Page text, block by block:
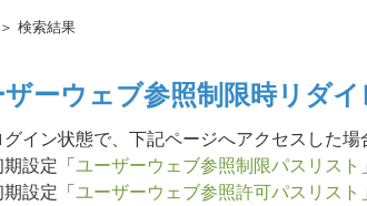
＞ 検索結果
ザーウェブ参照制限時リダ
グイン状態で、下記ページへアクセスした場
期設定「 ユーザーウェブ参照制限パスリスト
期設定「 ユーザーウェブ参照許可パスリスト